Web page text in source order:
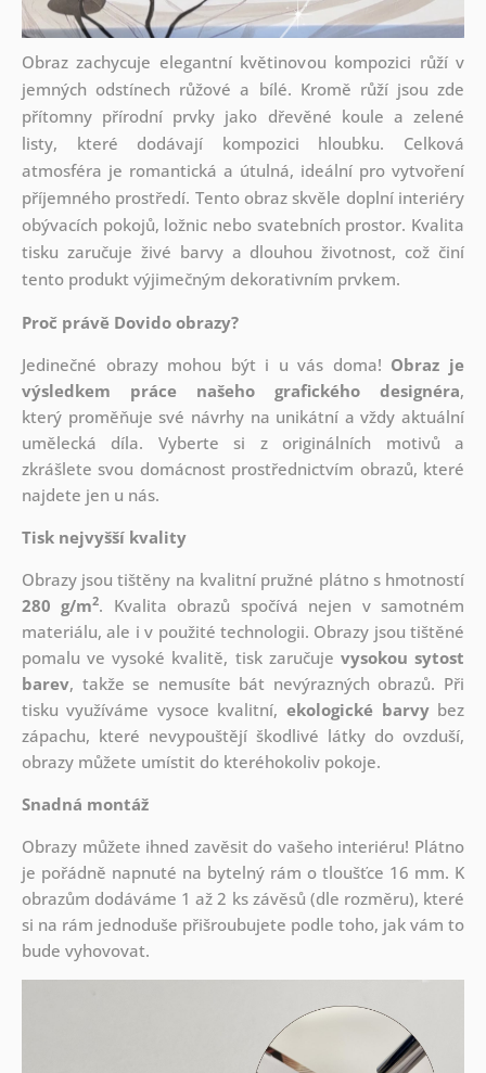
Obraz zachycuje elegantní květinovou kompozici růží v
jemných odstínech růžové a bílé. Kromě růží jsou zde
přítomny přírodní prvky jako dřevěné koule a zelené
listy, které dodávají kompozici hloubku. Celková
atmosféra je romantická a útulná, ideální pro vytvoření
příjemného prostředí. Tento obraz skvěle doplní interiéry
obývacích pokojů, ložnic nebo svatebních prostor. Kvalita
tisku zaručuje živé barvy a dlouhou životnost, což činí
tento produkt výjimečným dekorativním prvkem.
Proč právě Dovido obrazy?
Jedinečné obrazy mohou být i u vás doma! Obraz je
výsledkem práce našeho grafického designéra,
který proměňuje své návrhy na unikátní a vždy aktuální
umělecká díla. Vyberte si z originálních motivů a
zkrášlete svou domácnost prostřednictvím obrazů, které
najdete jen u nás.
Tisk nejvyšší kvality
Obrazy jsou tištěny na kvalitní pružné plátno s hmotností
280 g/m2. Kvalita obrazů spočívá nejen v samotném
materiálu, ale i v použité technologii. Obrazy jsou tištěné
pomalu ve vysoké kvalitě, tisk zaručuje vysokou sytost
barev, takže se nemusíte bát nevýrazných obrazů. Při
tisku využíváme vysoce kvalitní,ekologické barvybez
zápachu, které nevypouštějí škodlivé látky do ovzduší,
obrazy můžete umístit do kteréhokoliv pokoje.
Snadná montáž
Obrazy můžete ihned zavěsit do vašeho interiéru! Plátno
je pořádně napnuté na bytelný rám o tloušťce 16 mm. K
obrazům dodáváme 1 až 2 ks závěsů (dle rozměru), které
si na rám jednoduše přišroubujete podle toho, jak vám to
bude vyhovovat.